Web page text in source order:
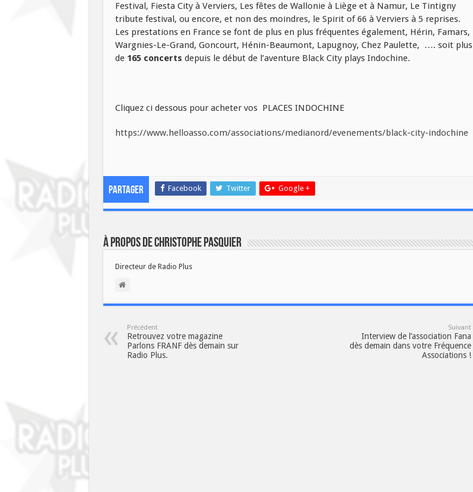
Festival, Fiesta City à Verviers, Les fêtes de Wallonie à Liège et à Namur, Le Tintigny
tribute festival, ou encore, et non des moindres, le Spirit of 66 à Verviers à 5 reprises.
Les prestations en France se font de plus en plus fréquentes également, Hérin, Famars,
Wargnies-Le-Grand, Goncourt, Hénin-Beaumont, Lapugnoy, Chez Paulette, …. soit plus
de 165 concerts depuis le début de l’aventure Black City plays Indochine.
Cliquez ci dessous pour acheter vos PLACES INDOCHINE
https://www.helloasso.com/associations/medianord/evenements/black-city-indochine
Partager Facebook Twitter Google +
À propos de Christophe PASQUIER
Directeur de Radio Plus
Précédent
Retrouvez votre magazine
Parlons FRANF dès demain sur
Radio Plus.
Suivant
Interview de l’association Fana
dès demain dans votre Fréquence
Associations !